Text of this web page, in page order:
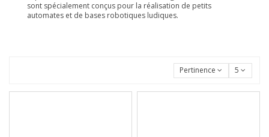
sont spécialement conçus pour la réalisation de petits
automates et de bases robotiques ludiques.
Pertinence 5